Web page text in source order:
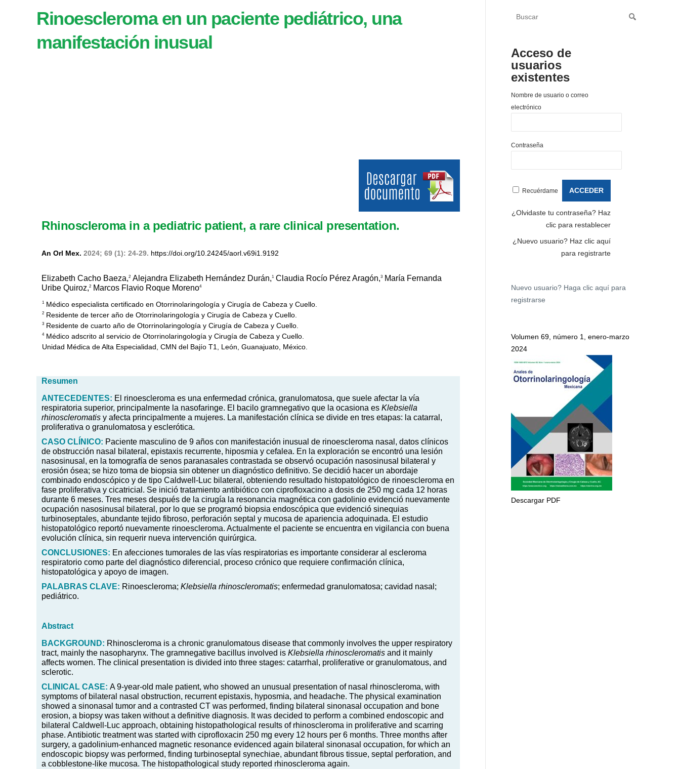
Rinoescleroma en un paciente pediátrico, una
manifestación inusual
Rhinoscleroma in a pediatric patient, a rare clinical presentation.
An Orl Mex. 2024; 69 (1): 24-29. https://doi.org/10.24245/aorl.v69i1.9192
Elizabeth Cacho Baeza,2 Alejandra Elizabeth Hernández Durán,1 Claudia Rocío Pérez Aragón,3
María Fernanda
Uribe Quiroz,2 Marcos Flavio Roque Moreno4
1 Médico especialista certificado en Otorrinolaringología y Cirugía de Cabeza y Cuello.
2 Residente de tercer año de Otorrinolaringología y Cirugía de Cabeza y Cuello.
3 Residente de cuarto año de Otorrinolaringología y Cirugía de Cabeza y Cuello.
4Médico adscrito al servicio de Otorrinolaringología y Cirugía de Cabeza y Cuello.
Unidad Médica de Alta Especialidad, CMN del Bajío T1, León, Guanajuato, México.
Resumen
ANTECEDENTES: El rinoescleroma es una enfermedad crónica, granulomatosa, que suele afectar la vía
respiratoria superior, principalmente la nasofaringe. El bacilo gramnegativo que la ocasiona es Klebsiella
rhinoscleromatis y afecta principalmente a mujeres. La manifestación clínica se divide en tres etapas: la catarral,
proliferativa o granulomatosa y esclerótica.
CASO CLÍNICO: Paciente masculino de 9 años con manifestación inusual de rinoescleroma nasal, datos clínicos
de obstrucción nasal bilateral, epistaxis recurrente, hiposmia y cefalea. En la exploración se encontró una lesión
nasosinusal, en la tomografía de senos paranasales contrastada se observó ocupación nasosinusal bilateral y
erosión ósea; se hizo toma de biopsia sin obtener un diagnóstico definitivo. Se decidió hacer un abordaje
combinado endoscópico y de tipo Caldwell-Luc bilateral, obteniendo resultado histopatológico de rinoescleroma en
fase proliferativa y cicatricial. Se inició tratamiento antibiótico con ciprofloxacino a dosis de 250 mg cada 12 horas
durante 6 meses. Tres meses después de la cirugía la resonancia magnética con gadolinio evidenció nuevamente
ocupación nasosinusal bilateral, por lo que se programó biopsia endoscópica que evidenció sinequias
turbinoseptales, abundante tejido fibroso, perforación septal y mucosa de apariencia adoquinada. El estudio
histopatológico reportó nuevamente rinoescleroma. Actualmente el paciente se encuentra en vigilancia con buena
evolución clínica, sin requerir nueva intervención quirúrgica.
CONCLUSIONES: En afecciones tumorales de las vías respiratorias es importante considerar al escleroma
respiratorio como parte del diagnóstico diferencial, proceso crónico que requiere confirmación clínica,
histopatológica y apoyo de imagen.
PALABRAS CLAVE: Rinoescleroma; Klebsiella rhinoscleromatis; enfermedad granulomatosa; cavidad nasal;
pediátrico.
Abstract
BACKGROUND: Rhinoscleroma is a chronic granulomatous disease that commonly involves the upper respiratory
tract, mainly the nasopharynx. The gramnegative bacillus involved is Klebsiella rhinoscleromatis and it mainly
affects women. The clinical presentation is divided into three stages: catarrhal, proliferative or granulomatous, and
sclerotic.
CLINICAL CASE: A 9-year-old male patient, who showed an unusual presentation of nasal rhinoscleroma, with
symptoms of bilateral nasal obstruction, recurrent epistaxis, hyposmia, and headache. The physical examination
showed a sinonasal tumor and a contrasted CT was performed, finding bilateral sinonasal occupation and bone
erosion, a biopsy was taken without a definitive diagnosis. It was decided to perform a combined endoscopic and
bilateral Caldwell-Luc approach, obtaining histopathological results of rhinoscleroma in proliferative and scarring
phase. Antibiotic treatment was started with ciprofloxacin 250 mg every 12 hours per 6 months. Three months after
surgery, a gadolinium-enhanced magnetic resonance evidenced again bilateral sinonasal occupation, for which an
endoscopic biopsy was performed, finding turbinoseptal synechiae, abundant fibrous tissue, septal perforation, and
a cobblestone-like mucosa. The histopathological study reported rhinoscleroma again.
Acceso de
usuarios
existentes
Nombre de usuario o correo
electrónico
Contraseña
Recuérdame
¿Olvidaste tu contraseña? Haz
clic para restablecer
¿Nuevo usuario? Haz clic aquí
para registrarte
Nuevo usuario? Haga clic aquí para
registrarse
Volumen 69, número 1, enero-marzo
2024
Descargar PDF